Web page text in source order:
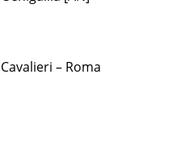
– Roma